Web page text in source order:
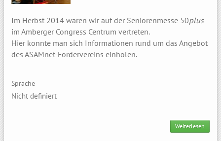
Im Herbst 2014 waren wir auf der Seniorenmesse 50plus
im Amberger Congress Centrum vertreten.
Hier konnte man sich Informationen rund um das Angebot
des ASAMnet-Fördervereins einholen.
Sprache
Nicht definiert
Weiterlesen